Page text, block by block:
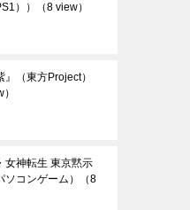
））
（8 view）
』（東方Project）
女神転生 東京黙示
ソコンゲーム）
（8